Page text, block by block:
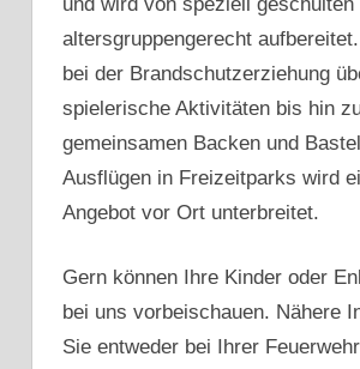
altersgruppengerecht
bei der Brandschutzerziehung
spielerische Aktivitäten bis hin
gemeinsamen Backen und
Ausflügen in Freizeitparks wird
Angebot vor Ort unterbreitet.
Gern können Ihre Kinder oder
bei uns vorbeischauen. Nähere
Sie entweder bei Ihrer